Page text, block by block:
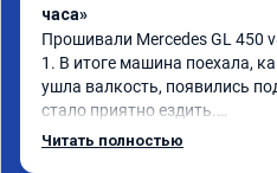
часа»
Прошивали Mercedes GL 450
1. В итоге машина поехала,
ушла валкость, появились
стало приятно ездить.
Одни из лучших трат, в авто! 🔥
Читать полностью